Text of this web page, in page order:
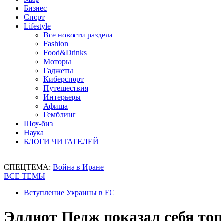
Бизнес
Спорт
Lifestyle
Все новости раздела
Fashion
Food&Drinks
Моторы
Гаджеты
Киберспорт
Путешествия
Интерьеры
Афиша
Гемблинг
Шоу-биз
Наука
БЛОГИ ЧИТАТЕЛЕЙ
СПЕЦТЕМА: Война в Иране
ВСЕ ТЕМЫ
Вступление Украины в ЕС
Эллиот Педж показал себя